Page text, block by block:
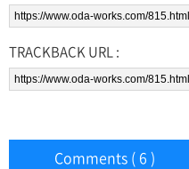
TRACKBACK URL :
Comments ( 6 )